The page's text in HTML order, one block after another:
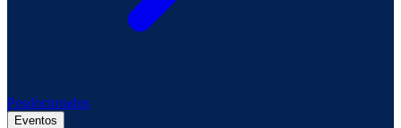
Posdoctorados
Eventos